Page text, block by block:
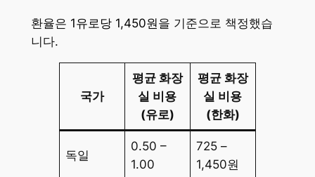
환율은 1유로당 1,450원을 기준으로 책정했습
니다.
국가
평균 화장
실 비용
(유로)
평균 화장
실 비용
(한화)
독일
0.50 –
1.00
725 –
1,450원